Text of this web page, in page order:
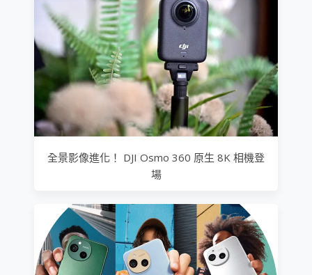
全景影像進化！ DJI Osmo 360 原生 8K 相機登
場